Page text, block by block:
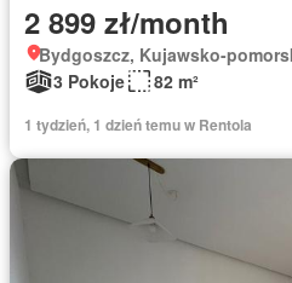
2 899 zł/month
Bydgoszcz, Kujawsko-
3 Pokoje
82 m²
1 tydzień, 1 dzień temu w Rentola